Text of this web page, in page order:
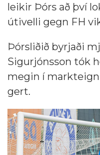
leikir Þórs að því
útivelli gegn FH
Þórsliðið byrjaði
Sigurjónsson tók
megin í
gert.